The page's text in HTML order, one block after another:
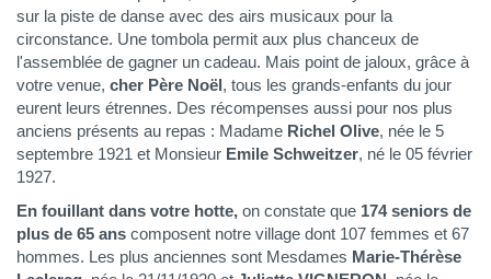
sur la piste de danse avec des airs musicaux pour la
circonstance. Une tombola permit aux plus chanceux de
l'assemblée de gagner un cadeau. Mais point de jaloux, grâce à
votre venue, cher Père Noël, tous les grands-enfants du jour
eurent leurs étrennes. Des récompenses aussi pour nos plus
anciens présents au repas : Madame Richel Olive, née le 5
septembre 1921 et Monsieur Emile Schweitzer, né le 05 février
1927.
En fouillant dans votre hotte, on constate que 174 seniors de
plus de 65 ans composent notre village dont 107 femmes et 67
hommes. Les plus anciennes sont Mesdames Marie-Thérèse